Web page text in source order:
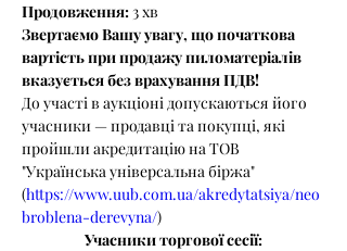
Продовження: 3 хв
Звертаємо Вашу увагу, що початкова
вартість при продажу пиломатеріалів
вказується без врахування ПДВ!
До участі в аукціоні допускаються його
учасники — продавці та покупці, які
пройшли акредитацію на ТОВ
"Українська універсальна біржа"
(https://www.uub.com.ua/akredytatsiya/neo
broblena-derevyna/)
Учасники торгової сесії: